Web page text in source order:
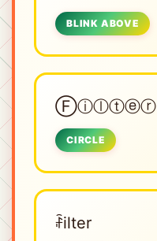
BLINK ABOVE
Ⓕⓘⓛⓣⓔⓡ
CIRCLE
ꄘilter